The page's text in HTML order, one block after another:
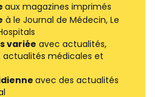
aux magazines imprimés
à le Journal de Médecin, Le
variée avec actualités,
actualités médicales et
avec des actualités